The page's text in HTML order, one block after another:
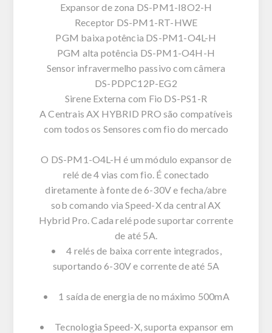
Expansor de zona DS-PM1-I8O2-H
Receptor DS-PM1-RT-HWE
PGM baixa potência DS-PM1-O4L-H
PGM alta potência DS-PM1-O4H-H
Sensor infravermelho passivo com câmera
DS-PDPC12P-EG2
Sirene Externa com Fio DS-PS1-R
A Centrais AX HYBRID PRO são compatíveis
com todos os Sensores com fio do mercado
O DS-PM1-O4L-H é um módulo expansor de
relé de 4 vias com fio. É conectado
diretamente à fonte de 6-30V e fecha/abre
sob comando via Speed-X da central AX
Hybrid Pro. Cada relé pode suportar corrente
de até 5A.
• 4 relés de baixa corrente integrados,
suportando 6-30V e corrente de até 5A
• 1 saída de energia de no máximo 500mA
• Tecnologia Speed-X, suporta expansor em